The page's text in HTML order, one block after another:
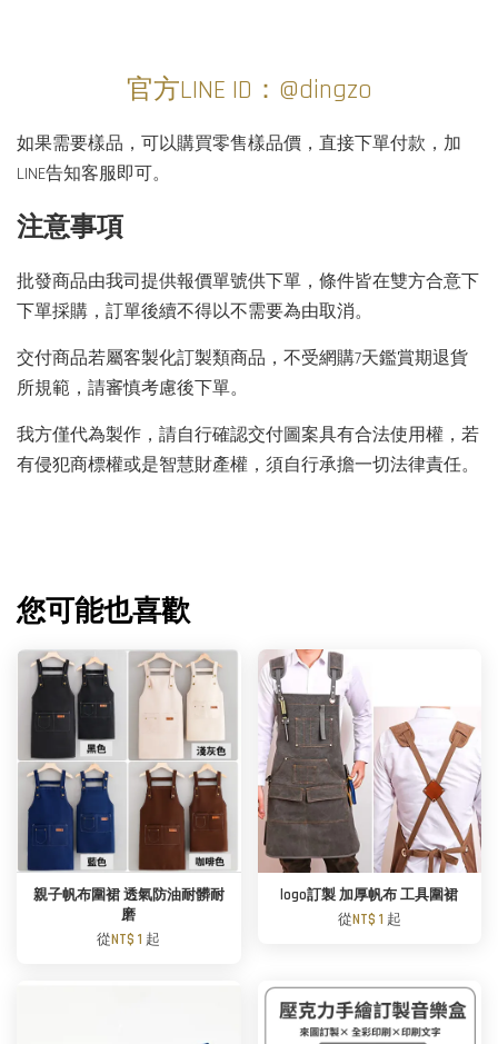
官方LINE ID：@dingzo
如果需要樣品，可以購買零售樣品價，直接下單付款，加
LINE告知客服即可。
注意事項
批發商品由我司提供報價單號供下單，條件皆在雙方合意下
下單採購，訂單後續不得以不需要為由取消。
交付商品若屬客製化訂製類商品，不受網購7天鑑賞期退貨
所規範，請審慎考慮後下單。
我方僅代為製作，請自行確認交付圖案具有合法使用權，若
有侵犯商標權或是智慧財產權，須自行承擔一切法律責任。
您可能也喜歡
親子帆布圍裙 透氣防油耐髒耐
磨
從NT$ 1 起
logo訂製 加厚帆布 工具圍裙
從NT$ 1 起